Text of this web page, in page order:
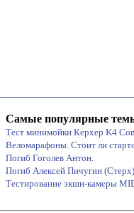
Самые популярные
Тест минимойки Керхер K4
Веломарафоны. Стоит ли
Погиб Гоголев Антон.
Погиб Алексей Пичугин (Стерх)
Тестирование экшн-камеры